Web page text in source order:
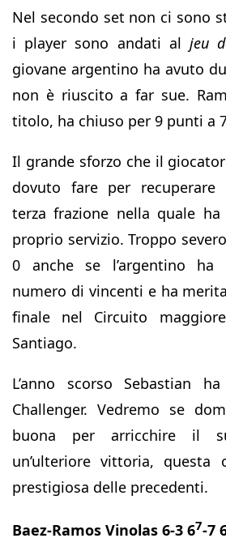
Nel secondo set non ci sono
i player sono andati aljeu
giovane argentino ha avuto
non è riuscito a far sue.
titolo, ha chiuso per 9 punti a
Il grande sforzo che il
dovuto fare per recuperare
terza frazione nella quale
proprio servizio. Troppo
0 anche se l’argentino
numero di vincenti e ha
finale nel Circuito
Santiago.
L’anno scorso Sebastian
Challenger. Vedremo se
buona per arricchire il
un’ulteriore vittoria, questa
prestigiosa delle precedenti.
Baez-Ramos Vinolas 6-3 67-7